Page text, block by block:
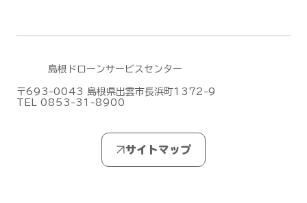
島根ドローンサービスセンター
〒693-0043 島根県出雲市長浜町1372-9
TEL 0853-31-8900